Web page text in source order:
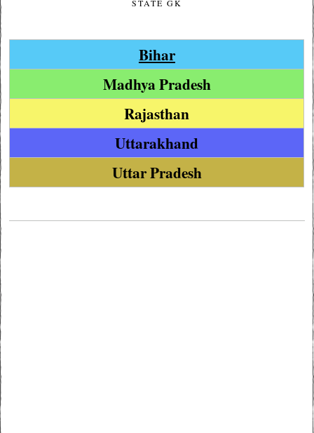
STATE GK
Bihar
Madhya Pradesh
Rajasthan
Uttarakhand
Uttar Pradesh